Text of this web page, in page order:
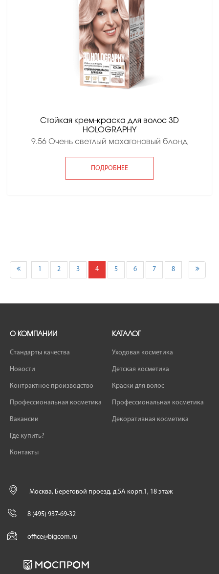
Стойкая крем-краска для волос 3D
HOLOGRAPHY
9.56 Очень светлый махагоновый блонд
ПОДРОБНЕЕ
1 2 3 4 5 6 7 8
О КОМПАНИИ
Стандарты качества
Новости
Контрактное производство
Профессиональная косметика
Вакансии
Где купить?
Контакты
КАТАЛОГ
Уходовая косметика
Детская косметика
Краски для волос
Профессиональная косметика
Декоративная косметика
Москва, Береговой проезд, д.5А корп.1, 18 этаж
8 (495) 937-69-32
office@bigcom.ru